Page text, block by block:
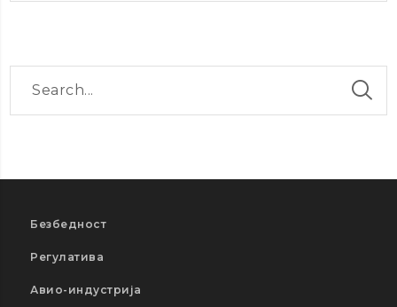
Безбедност
Регулатива
Авио-индустрија